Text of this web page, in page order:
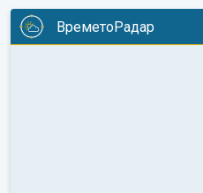
ВреметоРадар